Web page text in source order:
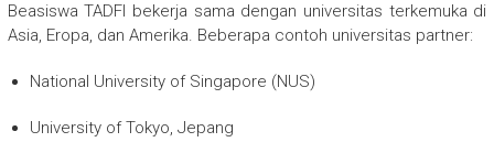
Beasiswa TADFI bekerja sama dengan universitas terkemuka di
Asia, Eropa, dan Amerika. Beberapa contoh universitas partner:
National University of Singapore (NUS)
University of Tokyo, Jepang